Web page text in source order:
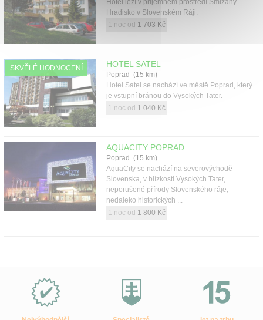
Hotel leží v příjemném prostředí Smížany –
Hradisko v Slovenském Ráji.
1 noc od 1 703 Kč
SKVĚLÉ HODNOCENÍ HOTEL SATEL
Poprad (15 km)
Hotel Satel se nachází ve městě Poprad, který
je vstupní bránou do Vysokých Tater.
1 noc od 1 040 Kč
AQUACITY POPRAD
Poprad (15 km)
AquaCity se nachází na severovýchodě
Slovenska, v blízkosti Vysokých Tater,
neporušené přírody Slovenského ráje,
nedaleko historických ...
1 noc od 1 800 Kč
Slovensko.cz?